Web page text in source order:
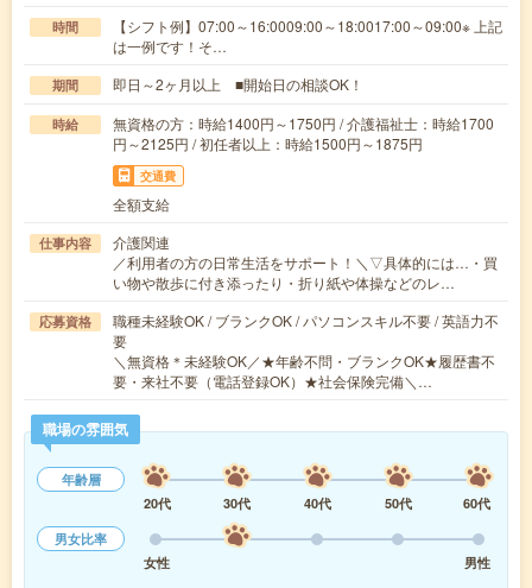
時間
【シフト例】07:00～16:0009:00～18:0017:00～09:00※ 上記
は一例です！そ…
期間 即日～2ヶ月以上 ■開始日の相談OK！
時給
無資格の方：時給1400円～1750円 / 介護福祉士：時給1700
円～2125円 / 初任者以上：時給1500円～1875円
交通費
全額支給
仕事内容
介護関連
／利用者の方の日常生活をサポート！＼▽具体的には…・買
い物や散歩に付き添ったり・折り紙や体操などのレ…
応募資格
職種未経験OK / ブランクOK / パソコンスキル不要 / 英語力不
要
＼無資格＊未経験OK／★年齢不問・ブランクOK★履歴書不
要・来社不要（電話登録OK）★社会保険完備＼…
職場の雰囲気
年齢層
20代
30代 40代 50代
60代
男女比率
女性
男性